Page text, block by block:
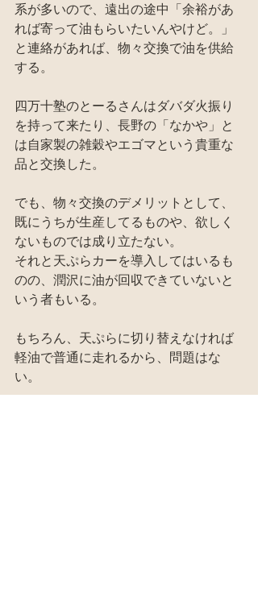
系が多いので、遠出の途中「余裕があ
れば寄って油もらいたいんやけど。」
と連絡があれば、物々交換で油を供給
する。
四万十塾のとーるさんはダバダ火振り
を持って来たり、長野の「なかや」と
は自家製の雑穀やエゴマという貴重な
品と交換した。
でも、物々交換のデメリットとして、
既にうちが生産してるものや、欲しく
ないものでは成り立たない。
それと天ぷらカーを導入してはいるも
のの、潤沢に油が回収できていないと
いう者もいる。
もちろん、天ぷらに切り替えなければ
軽油で普通に走れるから、問題はな
い。